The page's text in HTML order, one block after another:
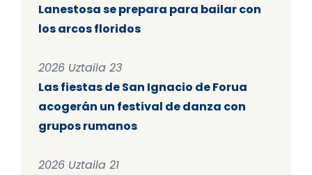
Lanestosa se prepara para bailar con
los arcos floridos
2026 Uztaila 23
Las fiestas de San Ignacio de Forua
acogerán un festival de danza con
grupos rumanos
2026 Uztaila 21